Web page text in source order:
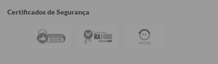
Certificados de Segurança